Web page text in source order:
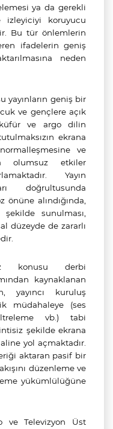
ya da gerekli
izleyiciyi koruyucu
Bu tür önlemlerin
ifadelerin geniş
neden
yayınların geniş bir
ve gençlere açık
küfür ve argo dilin
ekrana
ve
olumsuz etkiler
Yayın
doğrultusunda
alındığında,
sunulması,
düzeyde de zararlı
konusu derbi
kaynaklanan
yayıncı kuruluş
müdahaleye (ses
vb.) tabi
şekilde ekrana
yol açmaktadır.
aktaran pasif bir
düzenleme ve
yükümlülüğüne
ve Televizyon Üst